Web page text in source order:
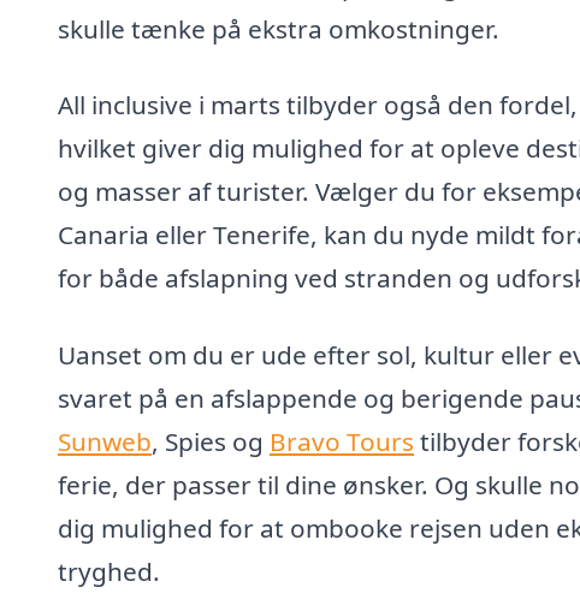
skulle tænke på ekstra omkostninger.
All inclusive i marts tilbyder også den
hvilket giver dig mulighed for at opleve
og masser af turister. Vælger du for
Canaria eller Tenerife, kan du nyde mildt
for både afslapning ved stranden og
Uanset om du er ude efter sol, kultur eller
svaret på en afslappende og berigende
Sunweb, Spies og Bravo Tours tilbyder
ferie, der passer til dine ønsker. Og skulle
dig mulighed for at ombooke rejsen uden
tryghed.